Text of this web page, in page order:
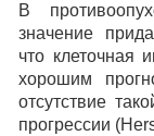
В
значение
что клеточная
хорошим
отсутствие
прогрессии